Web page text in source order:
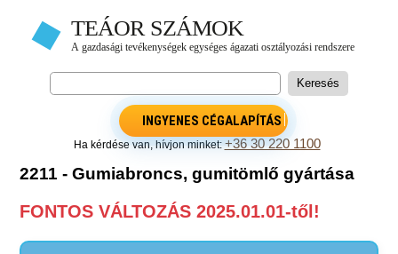
INGYENES CÉGALAPÍTÁS
Ha kérdése van, hívjon minket:+36 30 220 1100
2211 - Gumiabroncs, gumitömlő gyártása
FONTOS VÁLTOZÁS 2025.01.01-től!